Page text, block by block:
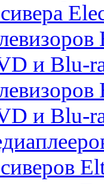
и Blu-
и Blu-